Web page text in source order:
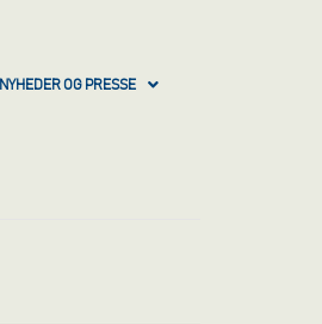
NYHEDER OG PRESSE